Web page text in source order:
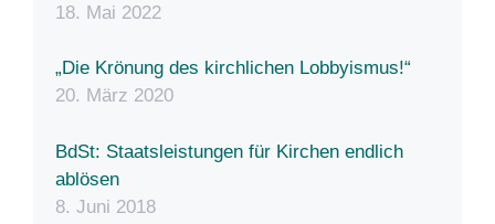
18. Mai 2022
„Die Krönung des kirchlichen Lobbyismus!“
20. März 2020
BdSt: Staatsleistungen für Kirchen endlich
ablösen
8. Juni 2018